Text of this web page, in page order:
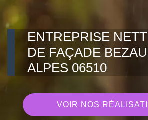
ENTREPRISE
DE FAÇADE
ALPES 06510
VOIR NOS